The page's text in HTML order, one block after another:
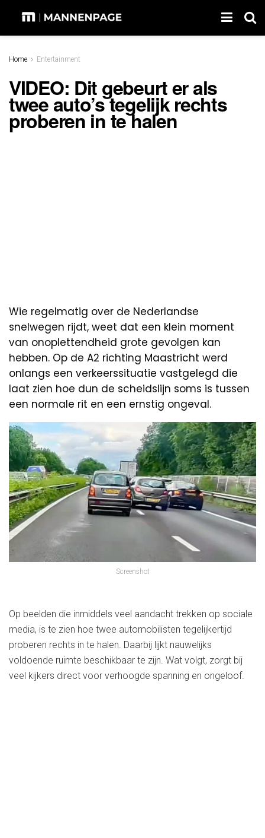
Home Entertainment
VIDEO: Dit gebeurt er als
twee auto’s tegelijk rechts
proberen in te halen
Wie regelmatig over de Nederlandse
snelwegen rijdt, weet dat een klein moment
van onoplettendheid grote gevolgen kan
hebben. Op de A2 richting Maastricht werd
onlangs een verkeerssituatie vastgelegd die
laat zien hoe dun de scheidslijn soms is tussen
een normale rit en een ernstig ongeval.
Screenshot
Op beelden die inmiddels veel aandacht trekken op sociale
media, is te zien hoe twee automobilisten tegelijkertijd
proberen rechts in te halen. Daarbij lijkt nauwelijks
voldoende ruimte beschikbaar te zijn. Wat volgt, zorgt bij
veel kijkers direct voor verhoogde spanning en ongeloof.